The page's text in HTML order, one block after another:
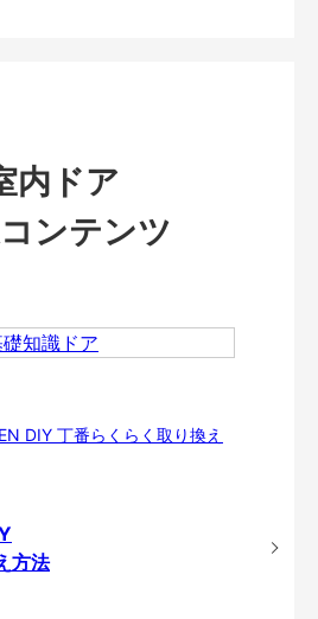
内ドア
ンテンツ
方法